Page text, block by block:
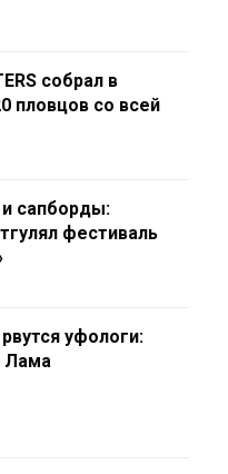
собрал в
пловцов со всей
и сапборды:
фестиваль
уфологи:
Лама